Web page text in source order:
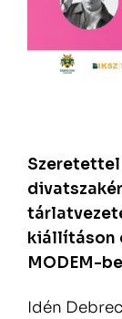
Szeretettel
kiállításon
MODEM-
Idén